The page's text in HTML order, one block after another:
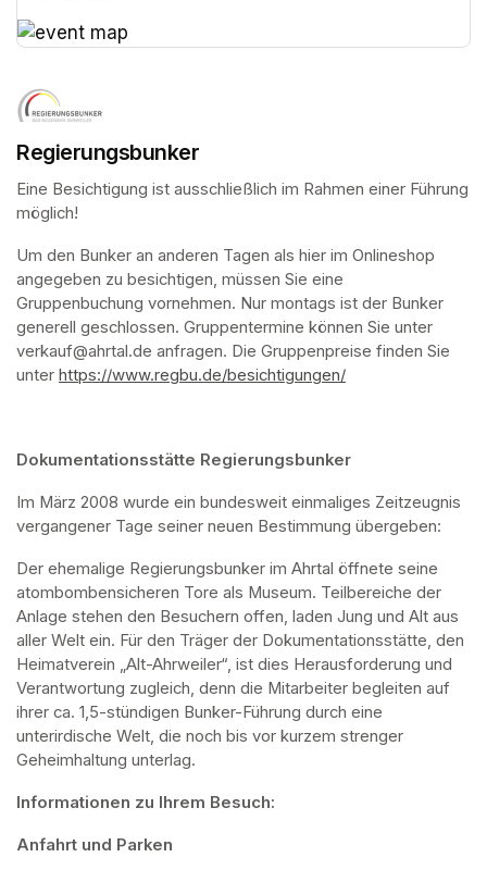
Regierungsbunker
Eine Besichtigung ist ausschließlich im Rahmen einer Führung
möglich!
Um den Bunker an anderen Tagen als hier im Onlineshop
angegeben zu besichtigen, müssen Sie eine
Gruppenbuchung vornehmen. Nur montags ist der Bunker
generell geschlossen. Gruppentermine können Sie unter
verkauf@ahrtal.de anfragen. Die Gruppenpreise finden Sie
unter https://www.regbu.de/besichtigungen/
Dokumentationsstätte Regierungsbunker
Im März 2008 wurde ein bundesweit einmaliges Zeitzeugnis
vergangener Tage seiner neuen Bestimmung übergeben:
Der ehemalige Regierungsbunker im Ahrtal öffnete seine
atombombensicheren Tore als Museum. Teilbereiche der
Anlage stehen den Besuchern offen, laden Jung und Alt aus
aller Welt ein. Für den Träger der Dokumentationsstätte, den
Heimatverein „Alt-Ahrweiler“, ist dies Herausforderung und
Verantwortung zugleich, denn die Mitarbeiter begleiten auf
ihrer ca. 1,5-stündigen Bunker-Führung durch eine
unterirdische Welt, die noch bis vor kurzem strenger
Geheimhaltung unterlag.
Informationen zu Ihrem Besuch:
Anfahrt und Parken